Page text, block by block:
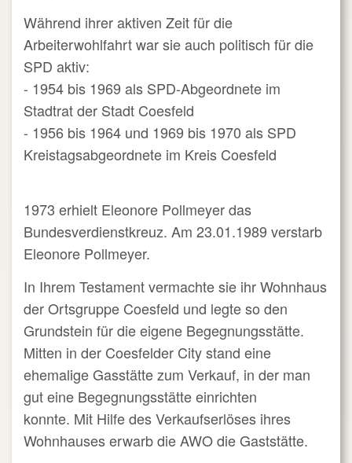
Während ihrer aktiven Zeit für die
Arbeiterwohlfahrt war sie auch politisch für die
SPD aktiv:
- 1954 bis 1969 als SPD-Abgeordnete im
Stadtrat der Stadt Coesfeld
- 1956 bis 1964 und 1969 bis 1970 als SPD
Kreistagsabgeordnete im Kreis Coesfeld
1973 erhielt Eleonore Pollmeyer das
Bundesverdienstkreuz. Am 23.01.1989 verstarb
Eleonore Pollmeyer.
In Ihrem Testament vermachte sie ihr Wohnhaus
der Ortsgruppe Coesfeld und legte so den
Grundstein für die eigene Begegnungsstätte.
Mitten in der Coesfelder City stand eine
ehemalige Gasstätte zum Verkauf, in der man
gut eine Begegnungsstätte einrichten
konnte. Mit Hilfe des Verkaufserlöses ihres
Wohnhauses erwarb die AWO die Gaststätte.